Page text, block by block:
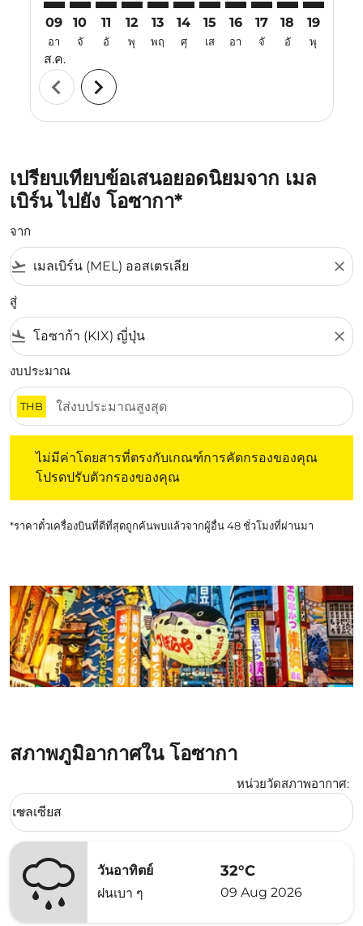
09
อา
ส.ค.
10
จั
11
อั
12
พุ
13
พฤ
14
ศุ
15
เส
16
อา
17
จั
18
อั
19
พุ
chevron_left chevron_right
เปรียบเทียบข้อเสนอยอดนิยมจาก เมล
เบิร์น ไปยัง โอซากา*
จาก
flight_takeoff close
สู่
flight_land close
งบประมาณ
THB
ไม่มีค่าโดยสารที่ตรงกับเกณฑ์การคัดกรองของคุณ
โปรดปรับตัวกรองของคุณ
*ราคาตั๋วเครื่องบินที่ดีที่สุดถูกค้นพบแล้วจากผู้อื่น 48 ชั่วโมงที่ผ่านมา
สภาพภูมิอากาศใน โอซากา
หน่วยวัดสภาพอากาศ:
Weather unit option เซลเซียส Selected
เซลเซียส
keyboard_arrow_down
วันอาทิตย์
ฝนเบา ๆ
32°C
09 Aug 2026